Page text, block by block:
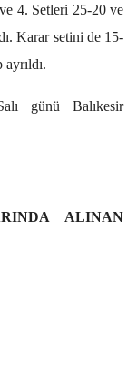
4. Setleri 25-20 ve
Karar setini de 15-
günü Balıkesir
ALINAN